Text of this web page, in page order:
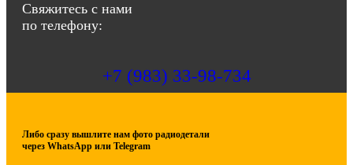
Свяжитесь с нами
по телефону:
+7 (983) 33-98-734
Либо сразу вышлите нам фото радиодетали
через WhatsApp или Telegram